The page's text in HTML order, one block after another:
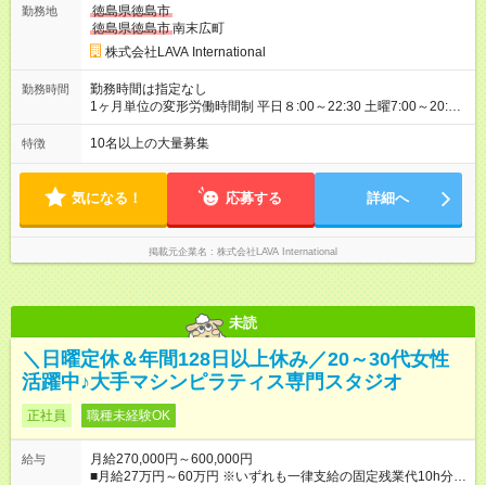
間は4ヶ月間。 ※試用期間中は残業代全額支給。 ※
の変更はございません 【月収例】 ■1年目（未経験）：月収38万
円 （基本給30万＋住宅手当5万＋インセンティブ3万） 【年収
例】 ■2年目（一般スタッフ）想定：年収530万円（賞与、イン
セン含む） ■3年目（店長）想定：年収576万円（賞与、インセ
ン含む） ＼インセンティブ制度あり！／ 年4回の評価で、頑張
足度アップなど、 あなたの工夫や努力が評価され、インセンテ
ィブとして給与にプラスされます。 ※ノルマはないので、ご安
心ください！ 【試用期間】試用期間あり 試用期間の長さ：4ヶ
月 ※ 雇用形態と給与に、本採用時と異なる部分があります。 雇
用形態：本採用時と同じです。 給与：月給 215,000
円 ～ 215,000円
勤務地
徳島県徳島市
徳島県徳島市南末広町
株式会社LAVA International
勤務時間
勤務時間は指定なし
1ヶ月単位の変形労働時間制 平日８:00～22:30 土曜7:00～20:30
※シフト制 ※想定労働時間40時間／週 【シフト例】 早番／7:00
～16:00 遅番／13:30～22:30 ※シフトは店舗の人員状況などを
での勤務不可 ※日曜定休（一部店舗除く）
特徴 10名以上の大量募集
気になる！ 応募する 詳細へ
掲載元企業名 株式会社LAVA International
未読
＼日曜定休＆年間128日以上休み／20～30代女性
活躍中♪大手マシンピラティス専門スタジオ
正社員 職種未経験OK
給与
月給270,000円～600,000円
■月給27万円～60万円 ※いずれも一律支給の固定残業代10h分／